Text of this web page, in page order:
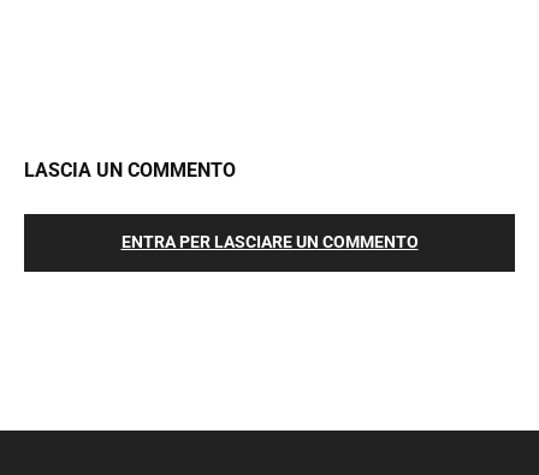
LASCIA UN COMMENTO
ENTRA PER LASCIARE UN COMMENTO